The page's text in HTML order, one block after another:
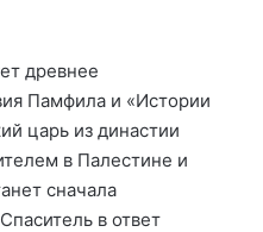
древнее
Памфила и «Истории
царь из династии
в Палестине и
сначала
в ответ